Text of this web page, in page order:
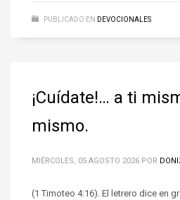
PUBLICADO EN DEVOCIONALES
¡Cuídate!… a ti
mismo.
MIÉRCOLES, 05 AGOSTO 2026 POR
(1 Timoteo 4:16). El letrero dice en